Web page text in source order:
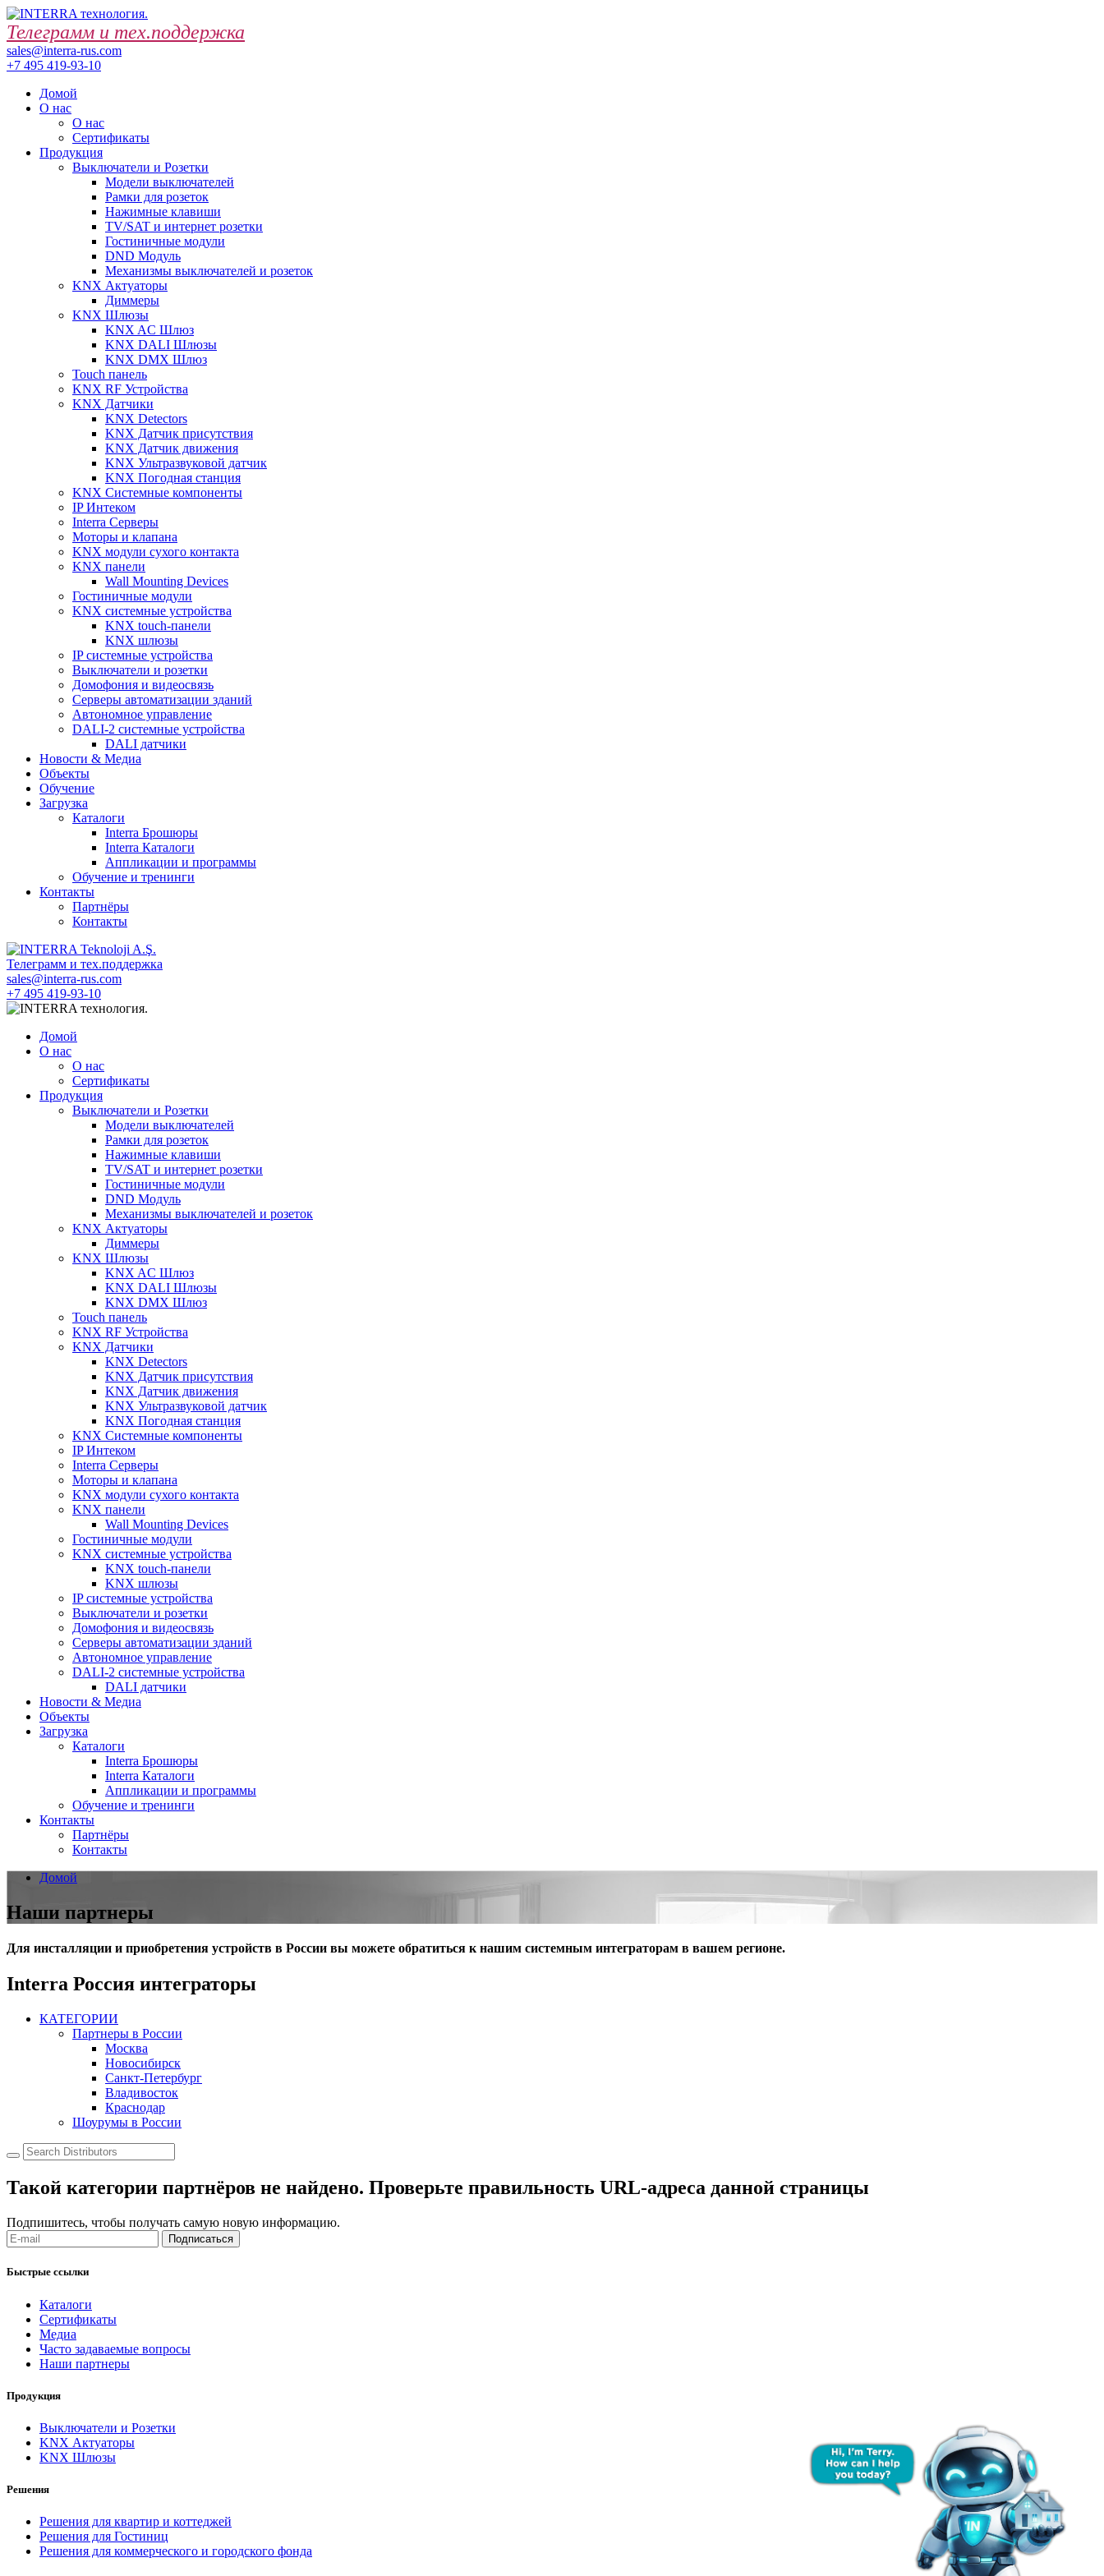
Телеграмм и тех.поддержка
sales@interra-rus.com
+7 495 419-93-10
Домой
О нас
О нас
Сертификаты
Продукция
Выключатели и Розетки
Модели выключателей
Рамки для розеток
Нажимные клавиши
TV/SAT и интернет розетки
Гостиничные модули
DND Модуль
Механизмы выключателей и розеток
KNX Актуаторы
Диммеры
KNX Шлюзы
KNX AC Шлюз
KNX DALI Шлюзы
KNX DMX Шлюз
Touch панель
KNX RF Устройства
KNX Датчики
KNX Detectors
KNX Датчик присутствия
KNX Датчик движения
KNX Ультразвуковой датчик
KNX Погодная станция
KNX Системные компоненты
IP Интеком
Interra Серверы
Моторы и клапана
KNX модули сухого контакта
KNX панели
Wall Mounting Devices
Гостиничные модули
KNX системные устройства
KNX touch-панели
KNX шлюзы
IP системные устройства
Выключатели и розетки
Домофония и видеосвязь
Серверы автоматизации зданий
Автономное управление
DALI-2 системные устройства
DALI датчики
Новости & Медиа
Объекты
Обучение
Загрузка
Каталоги
Interra Брошюры
Interra Каталоги
Аппликации и программы
Обучение и тренинги
Контакты
Партнёры
Контакты
Телеграмм и тех.поддержка
sales@interra-rus.com
+7 495 419-93-10
Домой
О нас
О нас
Сертификаты
Продукция
Выключатели и Розетки
Модели выключателей
Рамки для розеток
Нажимные клавиши
TV/SAT и интернет розетки
Гостиничные модули
DND Модуль
Механизмы выключателей и розеток
KNX Актуаторы
Диммеры
KNX Шлюзы
KNX AC Шлюз
KNX DALI Шлюзы
KNX DMX Шлюз
Touch панель
KNX RF Устройства
KNX Датчики
KNX Detectors
KNX Датчик присутствия
KNX Датчик движения
KNX Ультразвуковой датчик
KNX Погодная станция
KNX Системные компоненты
IP Интеком
Interra Серверы
Моторы и клапана
KNX модули сухого контакта
KNX панели
Wall Mounting Devices
Гостиничные модули
KNX системные устройства
KNX touch-панели
KNX шлюзы
IP системные устройства
Выключатели и розетки
Домофония и видеосвязь
Серверы автоматизации зданий
Автономное управление
DALI-2 системные устройства
DALI датчики
Новости & Медиа
Объекты
Загрузка
Каталоги
Interra Брошюры
Interra Каталоги
Аппликации и программы
Обучение и тренинги
Контакты
Партнёры
Контакты
Домой
Наши партнеры
Для инсталляции и приобретения устройств в России вы можете обратиться к нашим системным интеграторам в вашем регионе.
Interra Россия интеграторы
КАТЕГОРИИ
Партнеры в России
Москва
Новосибирск
Санкт-Петербург
Владивосток
Краснодар
Шоурумы в России
Такой категории партнёров не найдено. Проверьте правильность URL-адреса данной страницы
Подпишитесь, чтобы получать самую новую информацию.
Подписаться
Быстрые ссылки
Каталоги
Сертификаты
Медиа
Часто задаваемые вопросы
Наши партнеры
Продукция
Выключатели и Розетки
KNX Актуаторы
KNX Шлюзы
Решения
Решения для квартир и коттеджей
Решения для Гостиниц
Решения для коммерческого и городского фонда